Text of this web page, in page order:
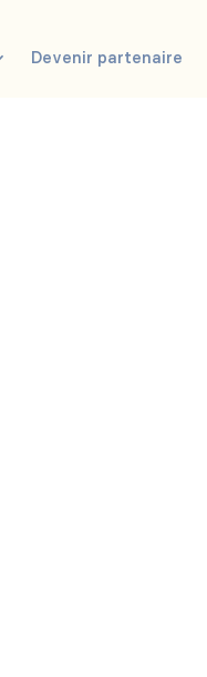
Devenir partenaire